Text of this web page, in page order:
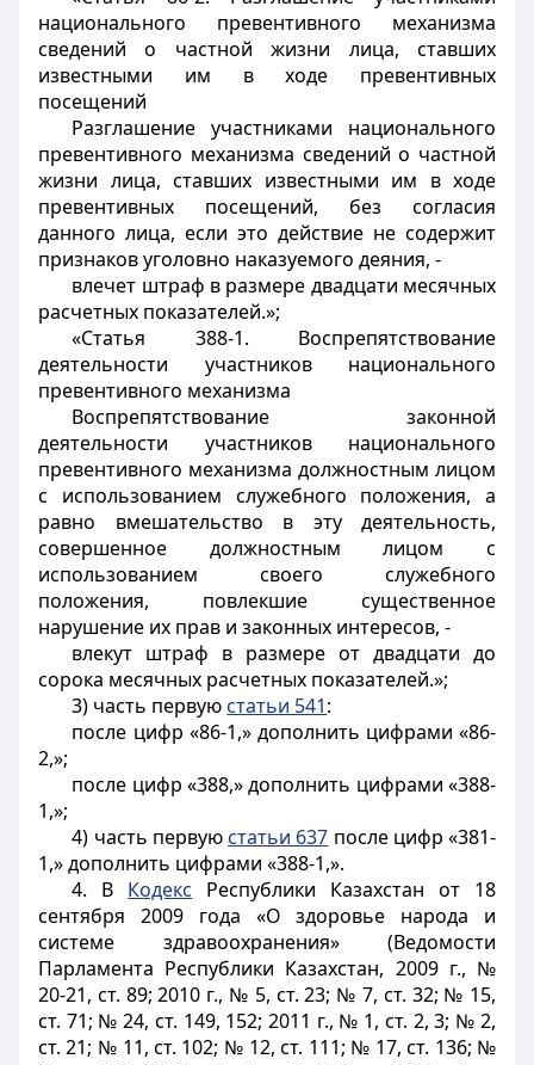
национального превентивного механизма
сведений о частной жизни лица, ставших
известными им в ходе превентивных
посещений
Разглашение участниками национального
превентивного механизма сведений о частной
жизни лица, ставших известными им в ходе
превентивных посещений, без согласия
данного лица, если это действие не содержит
признаков уголовно наказуемого деяния, -
влечет штраф в размере двадцати месячных
расчетных показателей.»;
«Статья 388-1. Воспрепятствование
деятельности участников национального
превентивного механизма
Воспрепятствование законной
деятельности участников национального
превентивного механизма должностным лицом
с использованием служебного положения, а
равно вмешательство в эту деятельность,
совершенное должностным лицом с
использованием своего служебного
положения, повлекшие существенное
нарушение их прав и законных интересов, -
влекут штраф в размере от двадцати до
сорока месячных расчетных показателей.»;
3) часть первую статьи 541:
после цифр «86-1,» дополнить цифрами «86-
2,»;
после цифр «388,» дополнить цифрами «388-
1,»;
4) часть первую статьи 637 после цифр «381-
1,» дополнить цифрами «388-1,».
4. В Кодекс Республики Казахстан от 18
сентября 2009 года «О здоровье народа и
системе здравоохранения» (Ведомости
Парламента Республики Казахстан, 2009 г., №
20-21, ст. 89; 2010 г., № 5, ст. 23; № 7, ст. 32; № 15,
ст. 71; № 24, ст. 149, 152; 2011 г., № 1, ст. 2, 3; № 2,
ст. 21; № 11, ст. 102; № 12, ст. 111; № 17, ст. 136; №